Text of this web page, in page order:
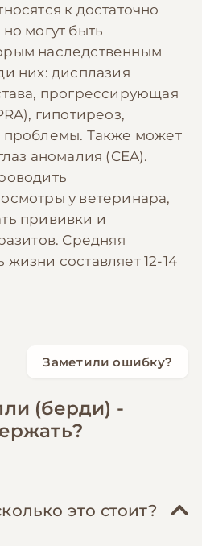
к достаточно
могут быть
наследственным
них: дисплазия
прогрессирующая
гипотиреоз,
Также может
аномалия (CEA).
у ветеринара,
прививки и
Средняя
составляет 12-14
Заметили ошибку?
(берди) -
это стоит?